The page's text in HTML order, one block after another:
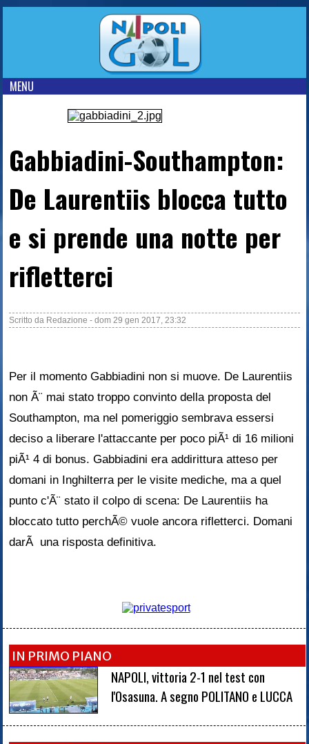
MENU
Gabbiadini-Southampton:
De Laurentiis blocca tutto
e si prende una notte per
rifletterci
Scritto da Redazione -dom 29 gen 2017, 23:32
Per il momento Gabbiadini non si muove. De Laurentiis
non Ã¨ mai stato troppo convinto della proposta del
Southampton, ma nel pomeriggio sembrava essersi
deciso a liberare l'attaccante per poco piÃ¹ di 16 milioni
piÃ¹ 4 di bonus. Gabbiadini era addirittura atteso per
domani in Inghilterra per le visite mediche, ma a quel
punto c'Ã¨ stato il colpo di scena: De Laurentiis ha
bloccato tutto perchÃ© vuole ancora rifletterci. Domani
darÃ una risposta definitiva.
IN PRIMO PIANO
NAPOLI, vittoria 2-1 nel test con
l'Osasuna. A segno POLITANO e LUCCA